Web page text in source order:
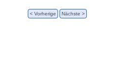
< Vorherige Nächste >